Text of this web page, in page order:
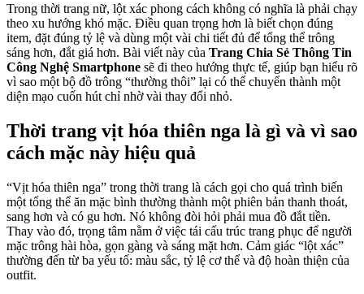
Trong thời trang nữ, lột xác phong cách không có nghĩa là phải chạy
theo xu hướng khó mặc. Điều quan trọng hơn là biết chọn đúng
item, đặt đúng tỷ lệ và dùng một vài chi tiết đủ để tổng thể trông
sáng hơn, đắt giá hơn. Bài viết này của Trang Chia Sẻ Thông Tin
Công Nghệ Smartphone sẽ đi theo hướng thực tế, giúp bạn hiểu rõ
vì sao một bộ đồ trông “thường thôi” lại có thể chuyển thành một
diện mạo cuốn hút chỉ nhờ vài thay đổi nhỏ.
Thời trang vịt hóa thiên nga là gì và vì sao
cách mặc này hiệu quả
“Vịt hóa thiên nga” trong thời trang là cách gọi cho quá trình biến
một tổng thể ăn mặc bình thường thành một phiên bản thanh thoát,
sang hơn và có gu hơn. Nó không đòi hỏi phải mua đồ đắt tiền.
Thay vào đó, trọng tâm nằm ở việc tái cấu trúc trang phục để người
mặc trông hài hòa, gọn gàng và sáng mặt hơn. Cảm giác “lột xác”
thường đến từ ba yếu tố: màu sắc, tỷ lệ cơ thể và độ hoàn thiện của
outfit.